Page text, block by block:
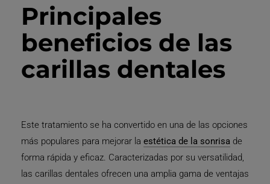
Principales
beneficios de las
carillas dentales
Este tratamiento se ha convertido en una de las opciones
más populares para mejorar la estética de la sonrisa de
forma rápida y eficaz. Caracterizadas por su versatilidad,
las carillas dentales ofrecen una amplia gama de ventajas